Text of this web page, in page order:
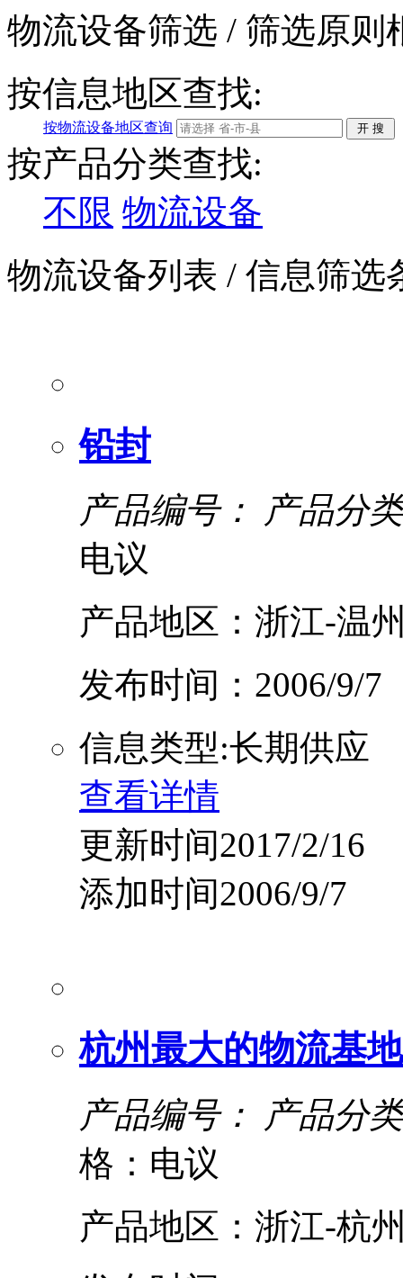
物流设备筛选 / 筛选原则
按信息地区查找:
按物流设备地区查询
按产品分类查找:
不限 物流设备
物流设备列表 / 信息筛选
铅封
产品编号：
产品分
电议
产品地区：浙江-温
发布时间：2006/9/7
信息类型:长期供应
查看详情
更新时间2017/2/16
添加时间2006/9/7
杭州最大的物流基地
产品编号：
产品分
格：电议
产品地区：浙江-杭